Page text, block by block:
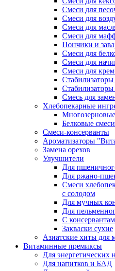
Смеси для
Смеси для
Смеси для
Смеси для
Пончики и
Cмеси для
Смеси для
Смеси для
Стабилизаторы
Смесь для
Хлебопекарные
Белковые смеси
Смеси-консерванты
Ароматизаторы
Замена орехов
Улучшители
Для
Для ржано-
Смеси
с солодом
Для мучных
Для
С
Закваски сухие
Азиатские хиты
Витаминные премиксы
Для энергетических
Для напитков и БАД